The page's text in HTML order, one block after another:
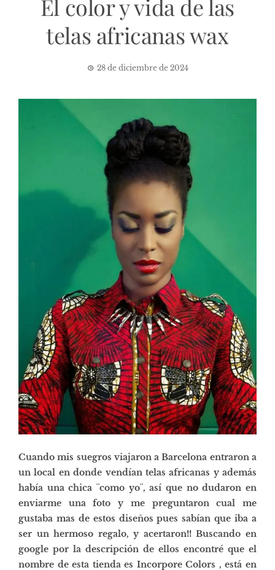
El color y vida de las
telas africanas wax
28 de diciembre de 2024
Cuando mis suegros viajaron a Barcelona entraron a
un local en donde vendían telas africanas y además
había una chica ¨como yo¨, así que no dudaron en
enviarme una foto y me preguntaron cual me
gustaba mas de estos diseños pues sabían que iba a
ser un hermoso regalo, y acertaron!! Buscando en
google por la descripción de ellos encontré que el
nombre de esta tienda es Incorpore Colors , está en